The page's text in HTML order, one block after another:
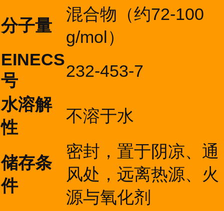
分子量
混合物（约72-100
g/mol）
EINECS
号
232-453-7
水溶解
性
不溶于水
储存条
件
密封，置于阴凉、通
风处，远离热源、火
源与氧化剂